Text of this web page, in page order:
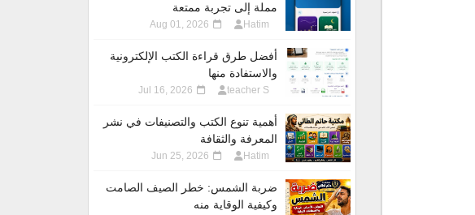
مملة إلى تجربة ممتعة
Hatim
Aug 01, 2026
أفضل طرق قراءة الكتب الإلكترونية
والاستفادة منها
teacher S
Jul 16, 2026
أهمية تنوع الكتب والتصنيفات في نشر
المعرفة والثقافة
Hatim
Jun 25, 2026
ضربة الشمس: خطر الصيف الصامت
وكيفية الوقاية منه